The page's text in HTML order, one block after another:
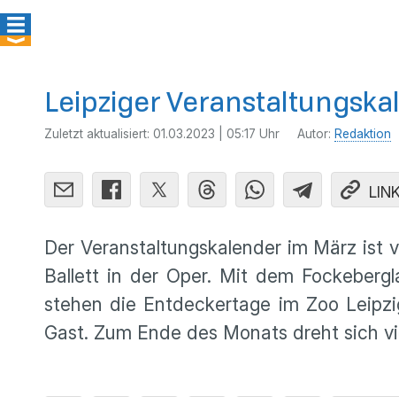
Leipziger
Zuletzt aktualisiert: 01.03.2023 | 05:17 Uhr Autor: Redaktion
Der Veranstaltungskalender im März ist
Ballett in der Oper. Mit dem
stehen die Entdeckertage im Zoo
Gast. Zum Ende des Monats dreht sich